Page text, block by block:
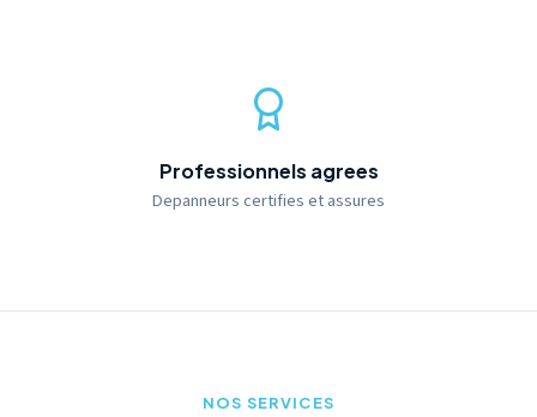
Professionnels agrees
Depanneurs certifies et assures
NOS SERVICES